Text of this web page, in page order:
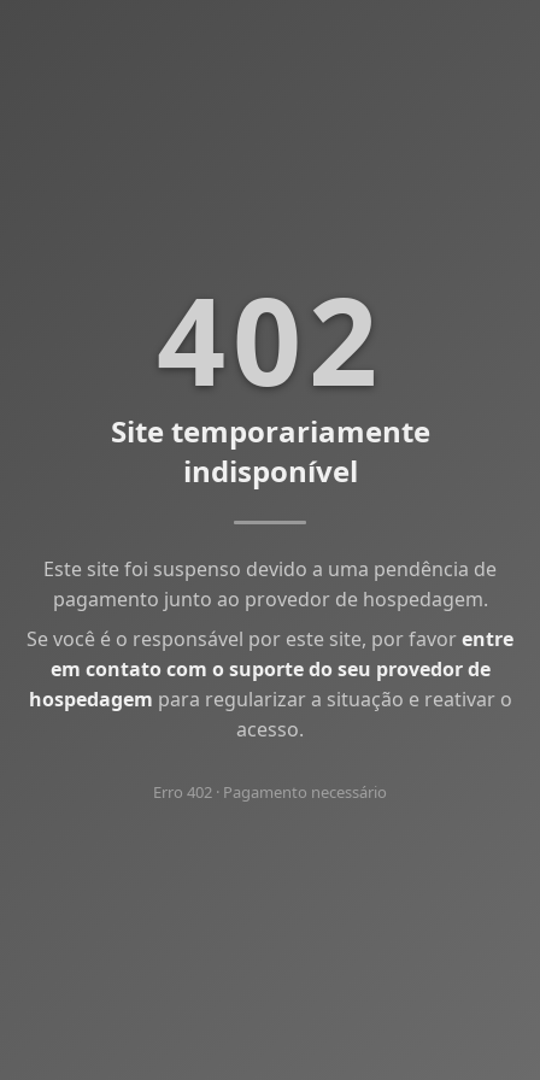
402
Site temporariamente
indisponível
Este site foi suspenso devido a uma pendência de
pagamento junto ao provedor de hospedagem.
Se você é o responsável por este site, por favorentre
em contato com o suporte do seu provedor de
hospedagem para regularizar a situação e reativar o
acesso.
Erro 402 · Pagamento necessário